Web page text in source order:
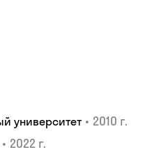
университет • 2010 г.
• 2022 г.